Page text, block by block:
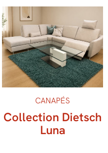
CANAPÉS
Collection Dietsch
Luna